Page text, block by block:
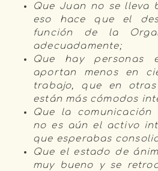
Que Juan no se lleva
eso hace que el
función de la
adecuadamente;
Que hay personas
aportan menos en
trabajo, que en
están más cómodos
Que la
no es aún el activo
que esperabas
Que el estado de
muy bueno y se